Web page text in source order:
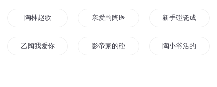
陶林赵歌 亲爱的陶医生 新手碰瓷成影后
乙陶我爱你 影帝家的碰瓷猫 陶小爷活的不悠哉